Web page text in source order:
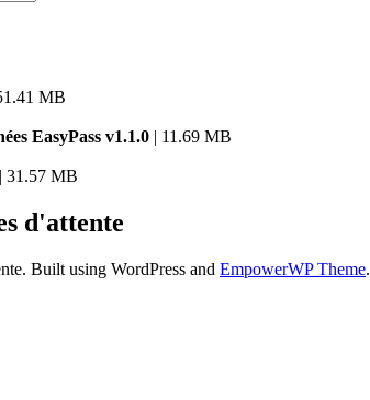
MB
EasyPass v1.1.0 | 11.69 MB
| 31.57 MB
d'attente
Built using WordPress and EmpowerWP Theme.